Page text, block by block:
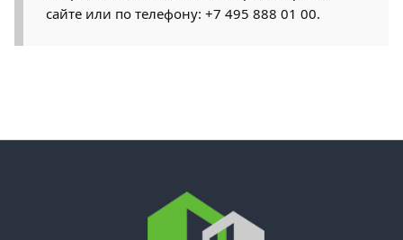
сайте или по телефону: +7 495 888 01 00.